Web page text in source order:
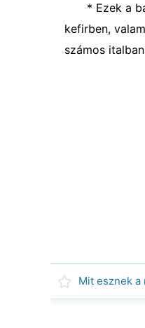
* Ezek a
kefirben,
számos
Mit esznek a